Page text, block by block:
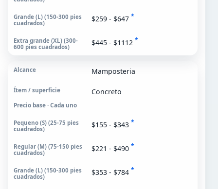
$259 - $647 *
$445 - $1112 *
Mamposteria
Concreto
Precio base · Cada uno
$155 - $343 *
$221 - $490 *
$353 - $784 *